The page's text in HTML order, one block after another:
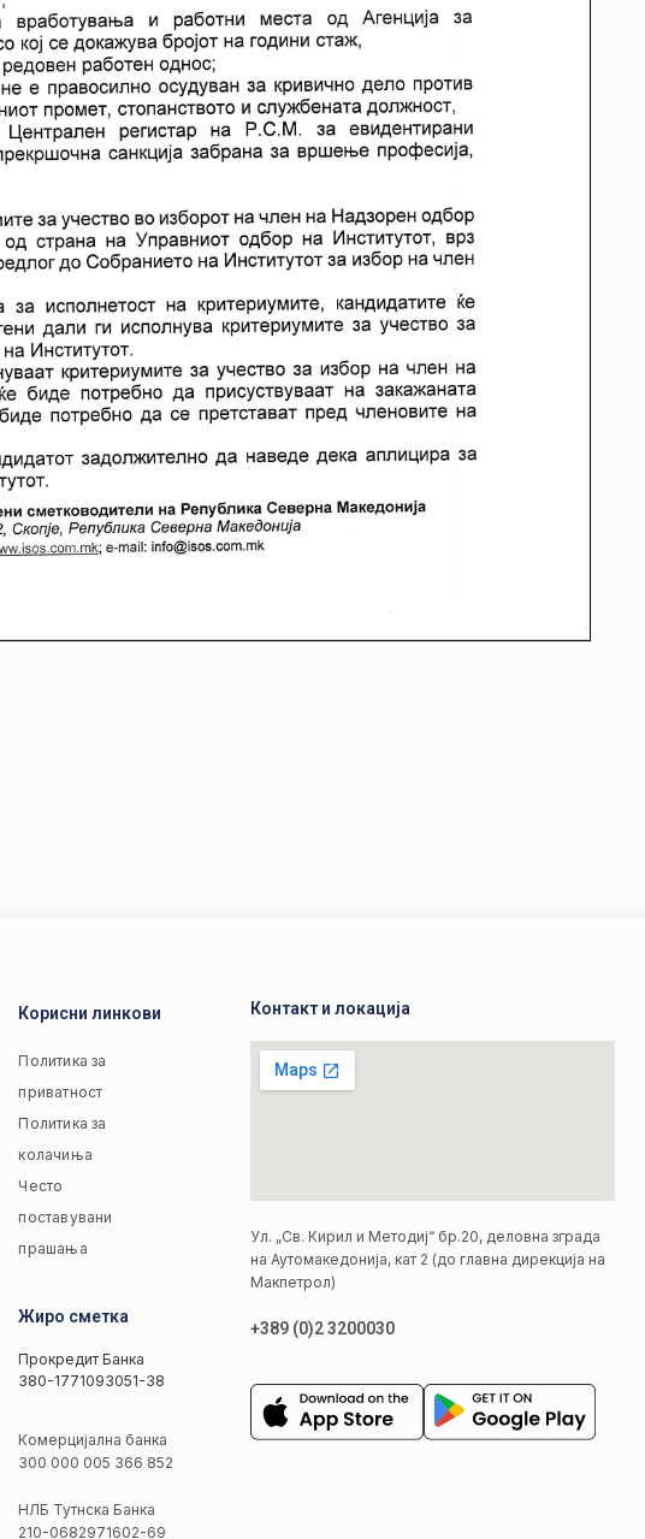
Корисни линкови
Политика за
приватност
Политика за
колачиња
Често
поставувани
прашања
Жиро сметка
Прокредит Банка
380-1771093051-38
Комерцијална банка
300 000 005 366 852
НЛБ Тутнска Банка
210-0682971602-69
Контакт и локација
Ул. „Св. Кирил и Методиј“ бр.20, деловна зграда
на Аутомакедонија, кат 2 (до главна дирекција на
Макпетрол)
+389 (0)2 3200030